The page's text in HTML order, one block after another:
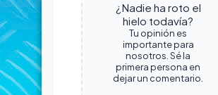
¿Nadie ha roto el
hielo todavía?
Tu opinión es
importante para
nosotros. Sé la
primera persona en
dejar un comentario.